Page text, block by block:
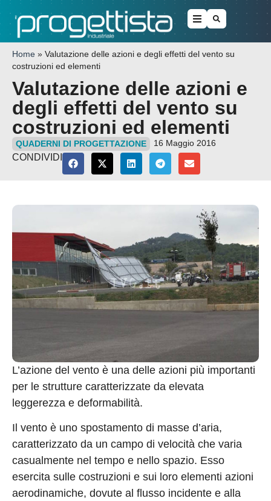
Home » Valutazione delle azioni e degli effetti del vento su
costruzioni ed elementi
Valutazione delle azioni e
degli effetti del vento su
costruzioni ed elementi
QUADERNI DI PROGETTAZIONE 16 Maggio 2016
CONDIVIDI
L’azione del vento è una delle azioni più importanti
per le strutture caratterizzate da elevata
leggerezza e deformabilità.
Il vento è uno spostamento di masse d’aria,
caratterizzato da un campo di velocità che varia
casualmente nel tempo e nello spazio. Esso
esercita sulle costruzioni e sui loro elementi azioni
aerodinamiche, dovute al flusso incidente e alla